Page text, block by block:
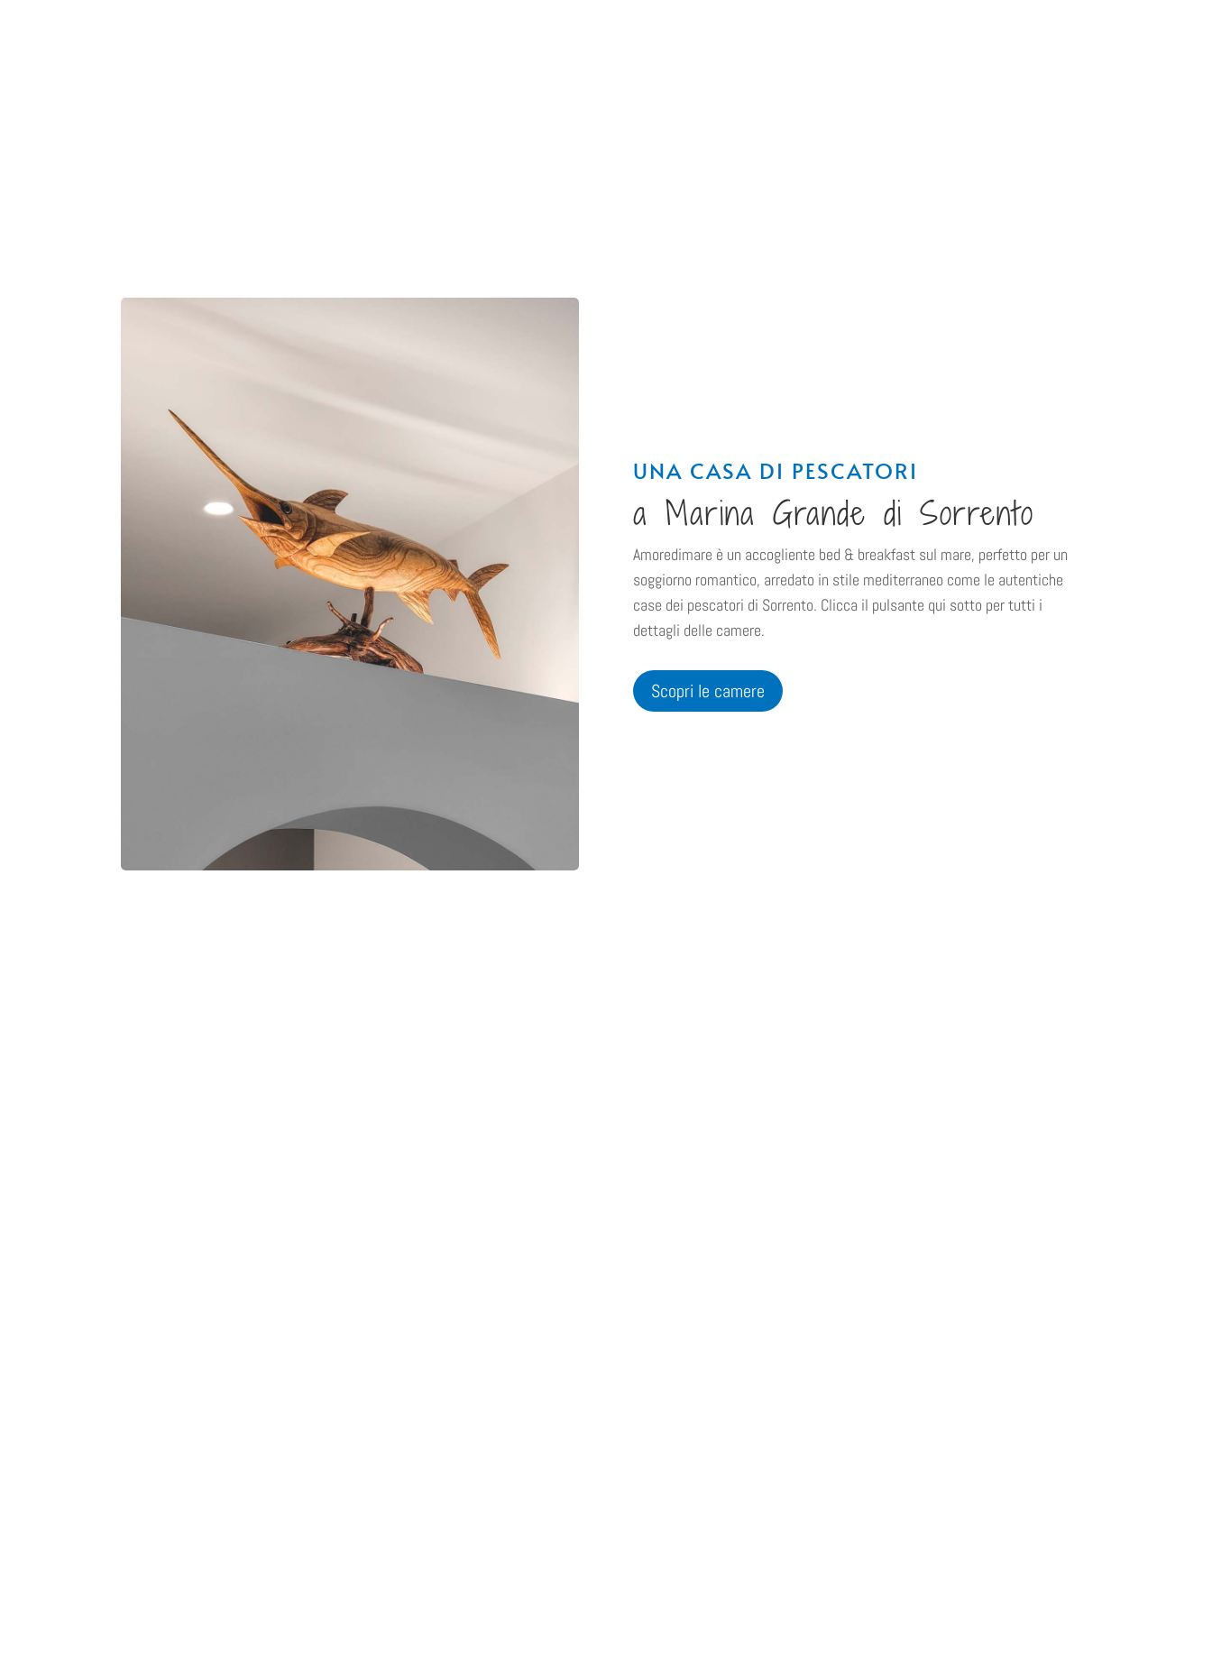
UNA CASA DI PESCATORI
a Marina Grande di Sorrento
Amoredimare è un accogliente bed & breakfast sul mare, perfetto per un
soggiorno romantico, arredato in stile mediterraneo come le autentiche
case dei pescatori di Sorrento. Clicca il pulsante qui sotto per tutti i
dettagli delle camere.
Scopri le camere